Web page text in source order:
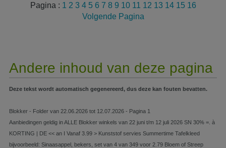
Pagina : 1 2 3 4 5 6 7 8 9 10 11 12 13 14 15 16
Volgende Pagina
Andere inhoud van deze pagina
Deze tekst wordt automatisch gegenereerd, dus deze kan fouten bevatten.
Blokker - Folder van 22.06.2026 tot 12.07.2026 - Pagina 1
Aanbiedingen geldig in ALLE Blokker winkels van 22 juni t/m 12 juli 2026 SN 30% =. à
KORTING | DE << an I Vanaf 3.99 > Kunststof servies Summertime Tafelkleed
bijvoorbeeld: Sinaasappel, bekers, set van 4 van 349 voor 2.79 Bloem of Streep